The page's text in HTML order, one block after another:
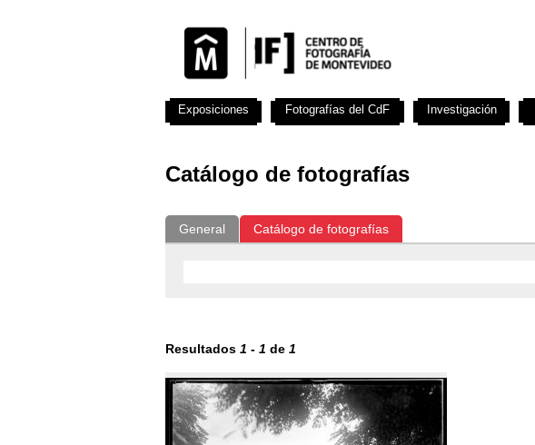
Catálogo de fotografías
General Catálogo de fotografías
Resultados 1 - 1 de 1
Exposiciones Fotografías del CdF Investigación